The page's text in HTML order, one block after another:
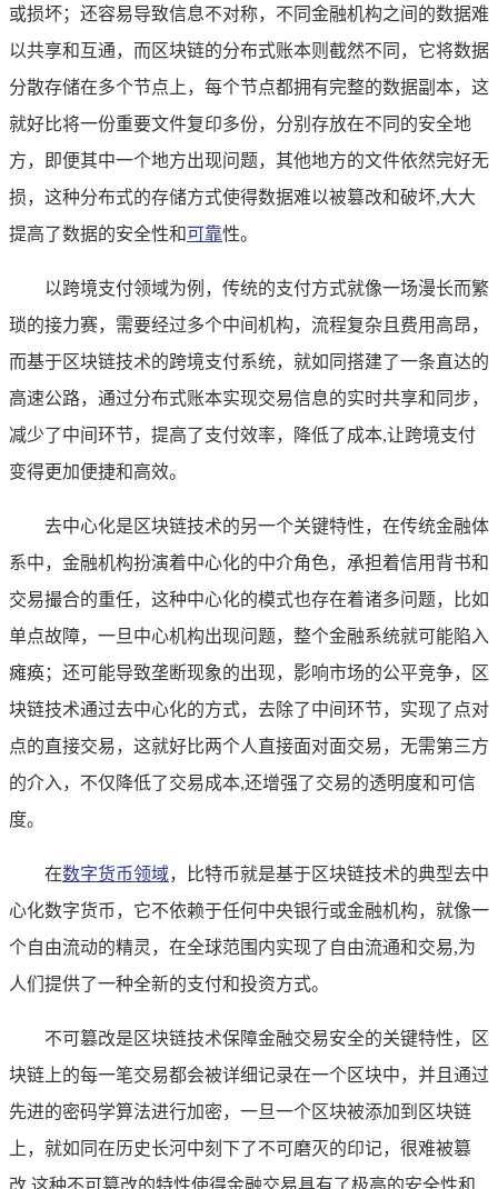
或损坏；还容易导致信息不对称，不同金融机构之间的数据难
以共享和互通，而区块链的分布式账本则截然不同，它将数据
分散存储在多个节点上，每个节点都拥有完整的数据副本，这
就好比将一份重要文件复印多份，分别存放在不同的安全地
方，即便其中一个地方出现问题，其他地方的文件依然完好无
损，这种分布式的存储方式使得数据难以被篡改和破坏,大大
提高了数据的安全性和可靠性。
以跨境支付领域为例，传统的支付方式就像一场漫长而繁
琐的接力赛，需要经过多个中间机构，流程复杂且费用高昂，
而基于区块链技术的跨境支付系统，就如同搭建了一条直达的
高速公路，通过分布式账本实现交易信息的实时共享和同步，
减少了中间环节，提高了支付效率，降低了成本,让跨境支付
变得更加便捷和高效。
去中心化是区块链技术的另一个关键特性，在传统金融体
系中，金融机构扮演着中心化的中介角色，承担着信用背书和
交易撮合的重任，这种中心化的模式也存在着诸多问题，比如
单点故障，一旦中心机构出现问题，整个金融系统就可能陷入
瘫痪；还可能导致垄断现象的出现，影响市场的公平竞争，区
块链技术通过去中心化的方式，去除了中间环节，实现了点对
点的直接交易，这就好比两个人直接面对面交易，无需第三方
的介入，不仅降低了交易成本,还增强了交易的透明度和可信
度。
在数字货币领域，比特币就是基于区块链技术的典型去中
心化数字货币，它不依赖于任何中央银行或金融机构，就像一
个自由流动的精灵，在全球范围内实现了自由流通和交易,为
人们提供了一种全新的支付和投资方式。
不可篡改是区块链技术保障金融交易安全的关键特性，区
块链上的每一笔交易都会被详细记录在一个区块中，并且通过
先进的密码学算法进行加密，一旦一个区块被添加到区块链
上，就如同在历史长河中刻下了不可磨灭的印记，很难被篡
改,这种不可篡改的特性使得金融交易具有了极高的安全性和